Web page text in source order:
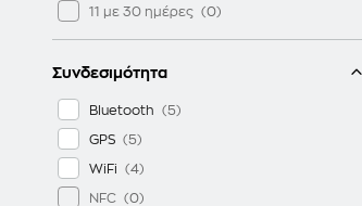
11 με 30 ημέρες
Συνδεσιμότητα
Bluetooth
GPS
WiFi
NFC